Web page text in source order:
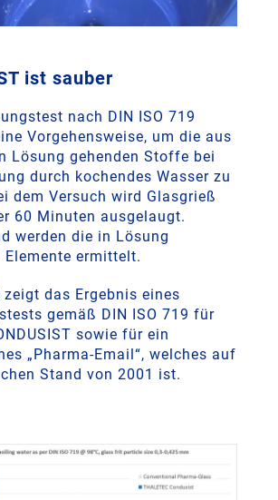
ist sauber
nach DIN ISO 719
Vorgehensweise, um die aus
Lösung gehenden Stoffe bei
durch kochendes Wasser zu
dem Versuch wird Glasgrieß
60 Minuten ausgelaugt.
werden die in Lösung
Elemente ermittelt.
das Ergebnis eines
gemäß DIN ISO 719 für
sowie für ein
„Pharma-Email“, welches auf
Stand von 2001 ist.